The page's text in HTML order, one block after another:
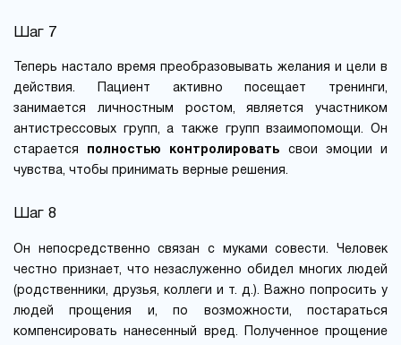
Шаг 7
Теперь настало время преобразовывать желания и цели в
действия. Пациент активно посещает тренинги,
занимается личностным ростом, является участником
антистрессовых групп, а также групп взаимопомощи. Он
старается
полностью контролировать свои эмоции и
чувства, чтобы принимать верные решения.
Шаг 8
Он непосредственно связан с муками совести. Человек
честно признает, что незаслуженно обидел многих людей
(родственники, друзья, коллеги и т. д.). Важно попросить у
людей прощения и, по возможности, постараться
компенсировать нанесенный вред. Полученное прощение